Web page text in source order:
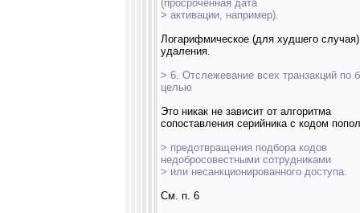
(просроченная дата
> активации, например).
Логарифмическое (для худшего
удаления.
> 6. Отслежевание всех транзакций по
целью
Это никак не зависит от алгоритма
сопоставления серийника с кодом
> предотвращения подбора кодов
недобросовестными сотрудниками
> или несанкционированного доступа.
См. п. 6